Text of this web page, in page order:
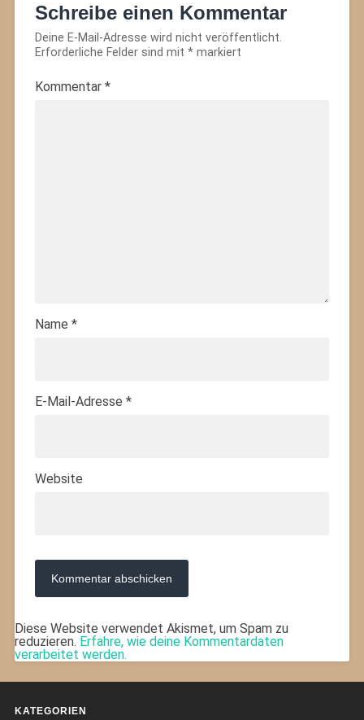
Schreibe einen Kommentar
Deine E-Mail-Adresse wird nicht veröffentlicht.
Erforderliche Felder sind mit *markiert
Kommentar *
Name *
E-Mail-Adresse *
Website
Diese Website verwendet Akismet, um Spam zu
reduzieren. Erfahre, wie deine Kommentardaten
verarbeitet werden.
KATEGORIEN